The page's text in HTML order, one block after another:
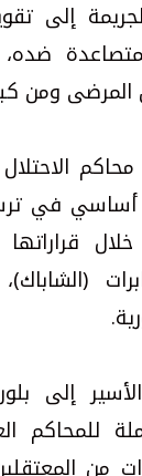
إلى
ومن
أساسي في
إلى
للمحاكم
من